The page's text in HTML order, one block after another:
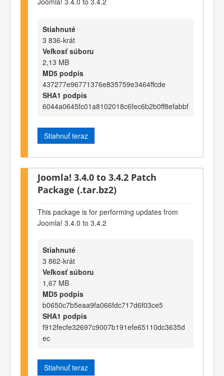
Stiahnuté
3 836-krát
Veľkosť súboru
2,13 MB
MD5 podpis
437277e96771376e835759e3464ffcde
SHA1 podpis
6044a0645fc01a8102018c6fec6b2b0ff8efabbf
Stiahnuť teraz
Joomla! 3.4.0 to 3.4.2 Patch
Package (.tar.bz2)
This package is for performing updates from
Joomla! 3.4.0 to 3.4.2
Stiahnuté
3 862-krát
Veľkosť súboru
1,67 MB
MD5 podpis
b0650c7b5eaa9fa066fdc717d6f03ce5
SHA1 podpis
f912fecfe32697c9007b191efe65110dc3635d
ec
Stiahnuť teraz